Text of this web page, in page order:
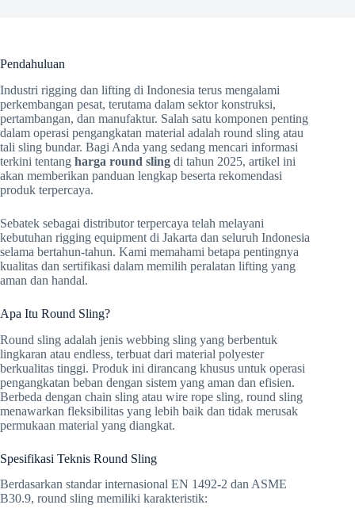
Pendahuluan
Industri rigging dan lifting di Indonesia terus mengalami
perkembangan pesat, terutama dalam sektor konstruksi,
pertambangan, dan manufaktur. Salah satu komponen penting
dalam operasi pengangkatan material adalah round sling atau
tali sling bundar. Bagi Anda yang sedang mencari informasi
terkini tentang harga round sling di tahun 2025, artikel ini
akan memberikan panduan lengkap beserta rekomendasi
produk terpercaya.
Sebatek sebagai distributor terpercaya telah melayani
kebutuhan rigging equipment di Jakarta dan seluruh Indonesia
selama bertahun-tahun. Kami memahami betapa pentingnya
kualitas dan sertifikasi dalam memilih peralatan lifting yang
aman dan handal.
Apa Itu Round Sling?
Round sling adalah jenis webbing sling yang berbentuk
lingkaran atau endless, terbuat dari material polyester
berkualitas tinggi. Produk ini dirancang khusus untuk operasi
pengangkatan beban dengan sistem yang aman dan efisien.
Berbeda dengan chain sling atau wire rope sling, round sling
menawarkan fleksibilitas yang lebih baik dan tidak merusak
permukaan material yang diangkat.
Spesifikasi Teknis Round Sling
Berdasarkan standar internasional EN 1492-2 dan ASME
B30.9, round sling memiliki karakteristik: